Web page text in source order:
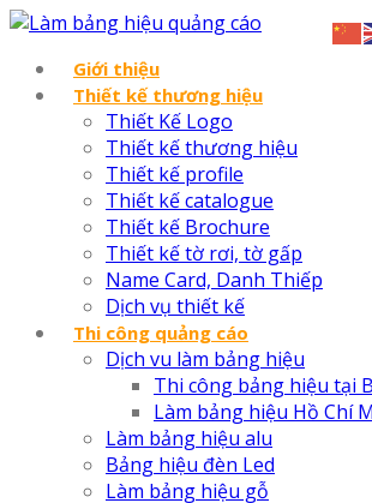
Giới thiệu
Thiết kế thương hiệu
Thiết Kế Logo
Thiết kế thương hiệu
Thiết kế profile
Thiết kế catalogue
Thiết kế Brochure
Thiết kế tờ rơi, tờ gấp
Name Card, Danh Thiếp
Dịch vụ thiết kế
Thi công quảng cáo
Dịch vu làm bảng hiệu
Thi công bảng hiệu tại
Làm bảng hiệu Hồ Chí
Làm bảng hiệu alu
Bảng hiệu đèn Led
Làm bảng hiệu gỗ